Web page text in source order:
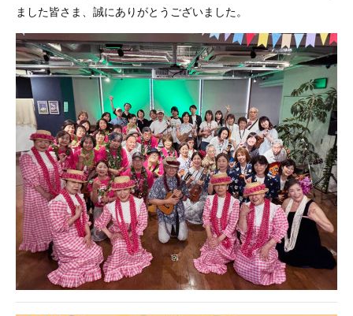
ました皆さま、誠にありがとうございました。